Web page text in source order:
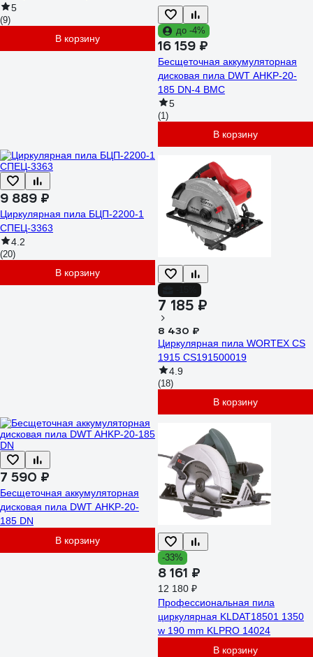
5
(9)
В корзину
до -4%
16 159 ₽
Бесщеточная аккумуляторная
дисковая пила DWT AHKP-20-
185 DN-4 BMC
5
(1)
В корзину
9 889 ₽
Циркулярная пила БЦП-2200-1
СПЕЦ-3363
4.2
(20)
В корзину
7 185 ₽
8 430 ₽
Циркулярная пила WORTEX CS
1915 CS191500019
4.9
(18)
В корзину
7 590 ₽
Бесщеточная аккумуляторная
дисковая пила DWT AHKP-20-
185 DN
В корзину
-33%
8 161 ₽
12 180 ₽
Профессиональная пила
циркулярная KLDAT18501 1350
w 190 mm KLPRO 14024
В корзину